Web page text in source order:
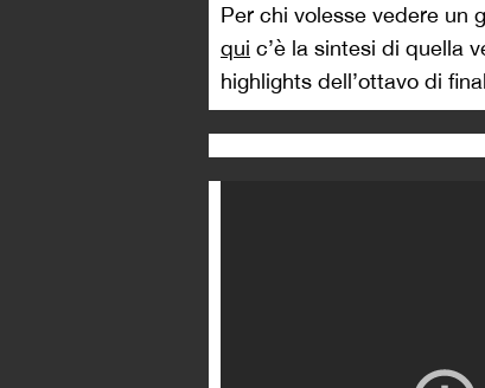
Per chi volesse vedere un
qui c’è la sintesi di quella
highlights dell’ottavo di